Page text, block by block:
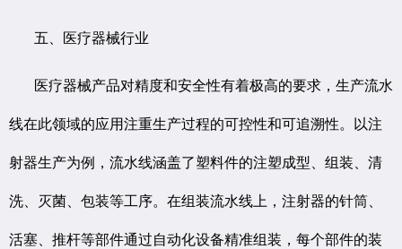
五、医疗器械行业
医疗器械产品对精度和安全性有着极高的要求，生产流水
线在此领域的应用注重生产过程的可控性和可追溯性。以注
射器生产为例，流水线涵盖了塑料件的注塑成型、组装、清
洗、灭菌、包装等工序。在组装流水线上，注射器的针筒、
活塞、推杆等部件通过自动化设备精准组装，每个部件的装